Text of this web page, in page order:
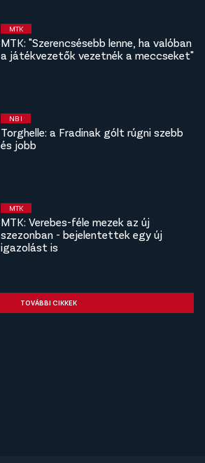
MTK
MTK: "Szerencsésebb lenne, ha valóban
a játékvezetők vezetnék a meccseket"
NB I
Torghelle: a Fradinak gólt rúgni szebb
és jobb
MTK
MTK: Verebes-féle mezek az új
szezonban - bejelentettek egy új
igazolást is
TOVÁBBI CIKKEK